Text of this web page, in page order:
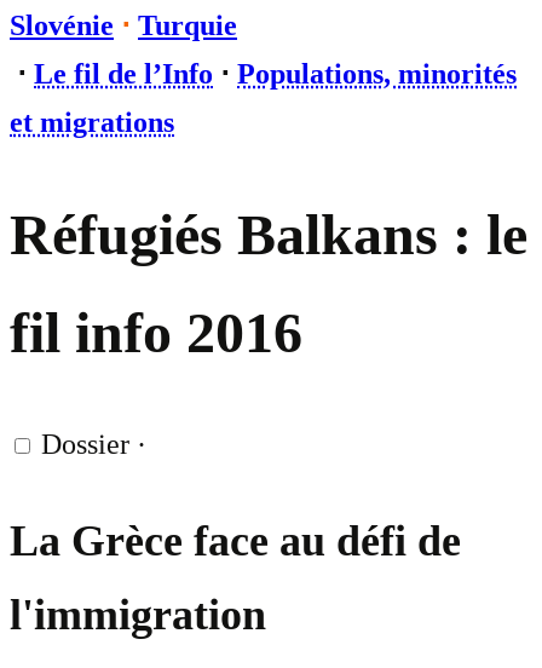
Slovénie ⋅ Turquie
⋅ Le fil de l’Info ⋅ Populations, minorités
et migrations
Réfugiés Balkans : le
fil info 2016
Dossier ·
La Grèce face au défi de
l'immigration